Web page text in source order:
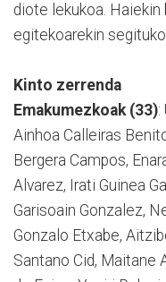
diote lekukoa. Haiekin
egitekoarekin
Kinto zerrenda
Emakumezkoak (33):
Ainhoa Calleiras
Bergera Campos,
Alvarez, Irati Guinea
Garisoain Gonzalez,
Gonzalo Etxabe,
Santano Cid, Maitane